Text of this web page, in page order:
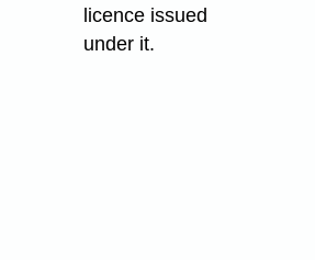
licence issued
under it.